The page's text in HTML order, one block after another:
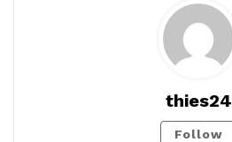
thies24
Follow